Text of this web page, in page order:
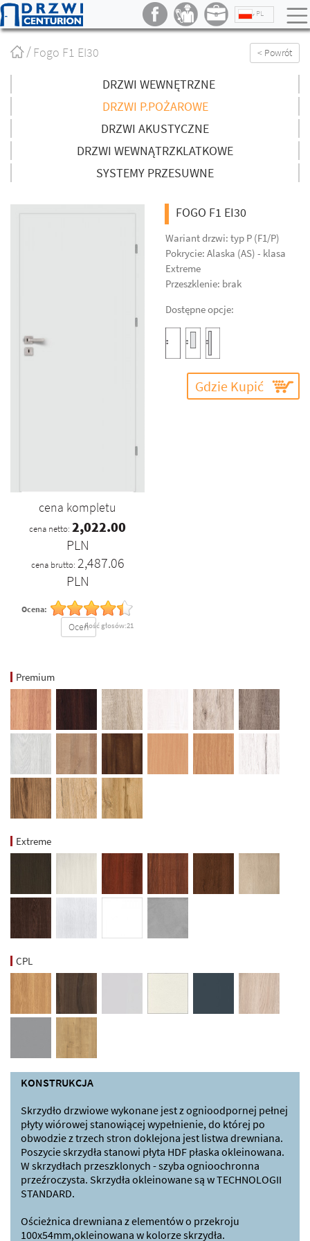
PL
StronaFogo F1 EI30 < Powrót
DRZWI WEWNĘTRZNE
DRZWI P.POŻAROWE
DRZWI AKUSTYCZNE
DRZWI WEWNĄTRZKLATKOWE
SYSTEMY PRZESUWNE
cena kompletu
cena netto: 2,022.00
PLN
cena brutto: 2,487.06
PLN
Ocena:
Ilość głosów:21
Oceń
FOGO F1 EI30
Wariant drzwi: typ P (F1/P)
Pokrycie: Alaska (AS) - klasa
Extreme
Przeszklenie: brak
Dostępne opcje:
Gdzie Kupić
Premium
Extreme
CPL
KONSTRUKCJA
Skrzydło drzwiowe wykonane jest z ognioodpornej pełnej
płyty wiórowej stanowiącej wypełnienie, do której po
obwodzie z trzech stron doklejona jest listwa drewniana.
Poszycie skrzydła stanowi płyta HDF płaska okleinowana.
W skrzydłach przeszklonych - szyba ognioochronna
przeźroczysta. Skrzydła okleinowane są w TECHNOLOGII
STANDARD.
Ościeżnica drewniana z elementów o przekroju
100x54mm,okleinowana w kolorze skrzydła.